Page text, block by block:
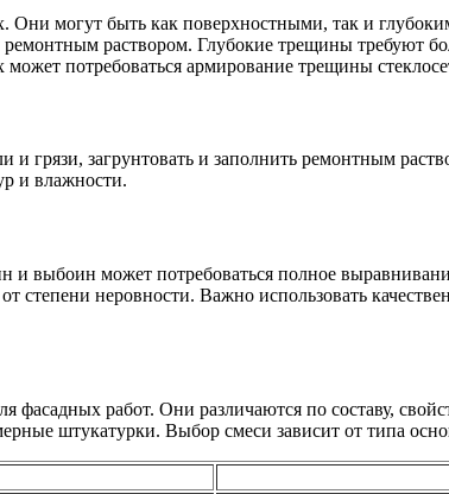
могут быть как поверхностными, так и
раствором. Глубокие трещины требуют
потребоваться армирование трещины
грязи, загрунтовать и заполнить ремонтным
и влажности.
и выбоин может потребоваться полное
неровности. Важно использовать
фасадных работ. Они различаются по составу,
штукатурки. Выбор смеси зависит от типа